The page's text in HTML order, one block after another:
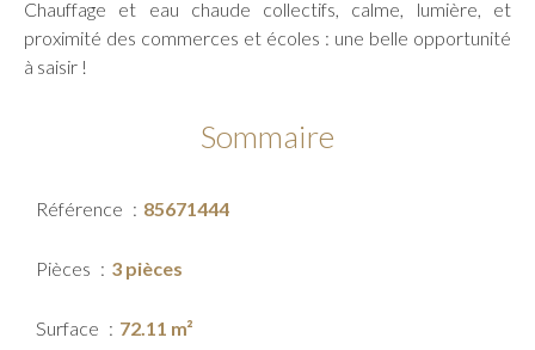
Chauffage et eau chaude collectifs, calme, lumière, et
proximité des commerces et écoles : une belle opportunité
à saisir !
Sommaire
Référence 85671444
Pièces 3 pièces
Surface 72.11 m²